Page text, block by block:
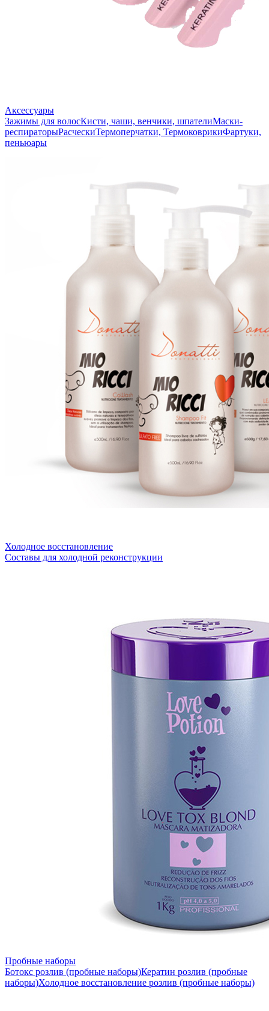
Аксессуары
Зажимы для волосКисти, чаши, венчики, шпателиМаски-
респираторыРасческиТермоперчатки, ТермоковрикиФартуки,
пеньюары
Холодное восстановление
Составы для холодной реконструкции
Пробные наборы
Ботокс розлив (пробные наборы)Кератин розлив (пробные
наборы)Холодное восстановление розлив (пробные наборы)